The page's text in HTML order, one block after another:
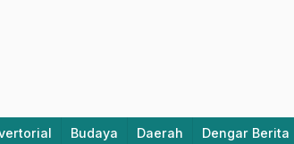
Budaya Daerah Dengar Berita